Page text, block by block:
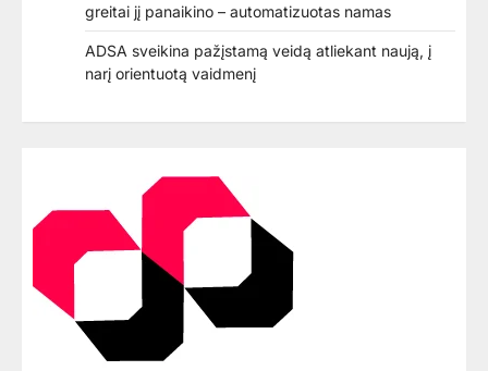
greitai jį panaikino – automatizuotas namas
ADSA sveikina pažįstamą veidą atliekant naują, į
narį orientuotą vaidmenį